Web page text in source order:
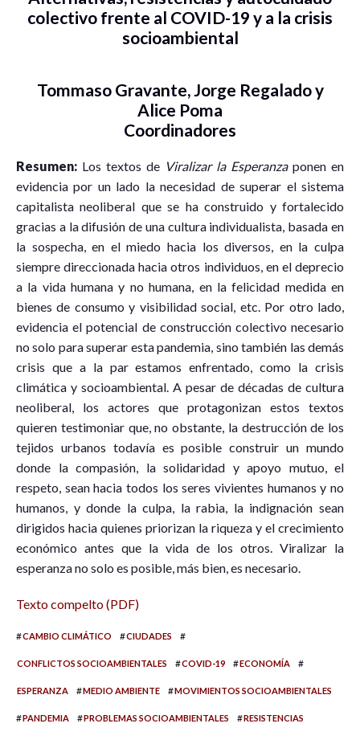
colectivo frente al COVID-19 y a la crisis
socioambiental
Tommaso Gravante, Jorge Regalado y
Alice Poma
Coordinadores
Resumen: Los textos de Viralizar la Esperanzaponen en
evidencia por un lado la necesidad de superar el sistema
capitalista neoliberal que se ha construido y fortalecido
gracias a la difusión de una cultura individualista, basada en
la sospecha, en el miedo hacia los diversos, en la culpa
siempre direccionada hacia otros individuos, en el deprecio
a la vida humana y no humana, en la felicidad medida en
bienes de consumo y visibilidad social, etc. Por otro lado,
evidencia el potencial de construcción colectivo necesario
no solo para superar esta pandemia, sino también las demás
crisis que a la par estamos enfrentado, como la crisis
climática y socioambiental. A pesar de décadas de cultura
neoliberal, los actores que protagonizan estos textos
quieren testimoniar que, no obstante, la destrucción de los
tejidos urbanos todavía es posible construir un mundo
donde la compasión, la solidaridad y apoyo mutuo, el
respeto, sean hacia todos los seres vivientes humanos y no
humanos, y donde la culpa, la rabia, la indignación sean
dirigidos hacia quienes priorizan la riqueza y el crecimiento
económico antes que la vida de los otros. Viralizar la
esperanza no solo es posible, más bien, es necesario.
Texto compelto (PDF)
#CAMBIO CLIMÁTICO #CIUDADES #
CONFLICTOS SOCIOAMBIENTALES #COVID-19 #ECONOMÍA #
ESPERANZA #MEDIO AMBIENTE #MOVIMIENTOS SOCIOAMBIENTALES
#PANDEMIA #PROBLEMAS SOCIOAMBIENTALES #RESISTENCIAS